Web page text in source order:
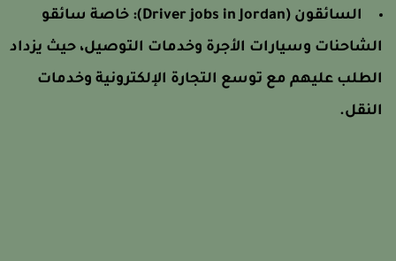
السائقون (Driver jobs in Jordan):
خاصة سائقو
وسيارات الأجرة وخدمات التوصيل، حيث يزداد
عليهم مع توسع التجارة الإلكترونية وخدمات